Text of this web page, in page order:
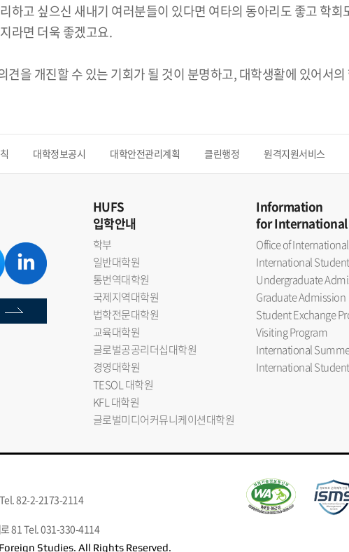
하고 싶으신 새내기 여러분들이 있다면 여타의 동아리도 좋고 학
라면 더욱 좋겠고요.
견을 개진할 수 있는 기회가 될 것이 분명하고, 대학생활에 있어서
대학정보공시 대학안전관리계획 클린행정 원격지원서비스
HUFS
입학안내
학부
일반대학원
통번역대학원
국제지역대학원
법학전문대학원
교육대학원
글로벌공공리더십대학원
경영대학원
TESOL 대학원
KFL 대학원
글로벌미디어커뮤니케이션대학원
Information
for
Office of
International
Undergraduate
Graduate Admission
Student Exchange
Visiting Program
International
International
82-2-2173-2114
81 Tel. 031-330-4114
Studies. All Rights Reserved.